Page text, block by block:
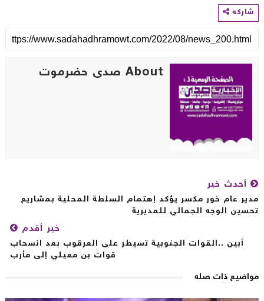
About صدى حضرموت
أحدث خبر
عام خور مكسر يؤكد إهتمام السلطة المحلية بمشاريع
الوجه الجمالي للمديرية
خبر أقدم
أبين ..القوات الجنوبية تسيطر على العرقوب بعد انسحاب
قوات بن معيلي إلى مأرب
ذات صله